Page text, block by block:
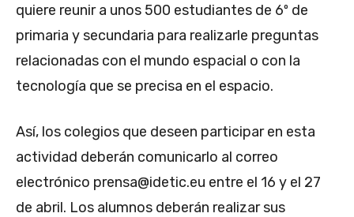
quiere reunir a unos 500 estudiantes de 6º de
primaria y secundaria para realizarle preguntas
relacionadas con el mundo espacial o con la
tecnología que se precisa en el espacio.
Así, los colegios que deseen participar en esta
actividad deberán comunicarlo al correo
electrónico prensa@idetic.eu entre el 16 y el 27
de abril. Los alumnos deberán realizar sus